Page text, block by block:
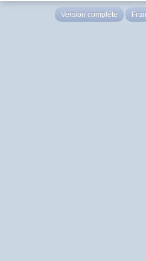
Version complète